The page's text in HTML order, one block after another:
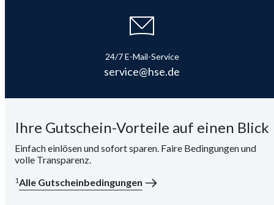
24/7 E-Mail-Service
service@hse.de
Ihre Gutschein-Vorteile auf einen Blick
Einfach einlösen und sofort sparen. Faire Bedingungen und
volle Transparenz.
1Alle Gutscheinbedingungen